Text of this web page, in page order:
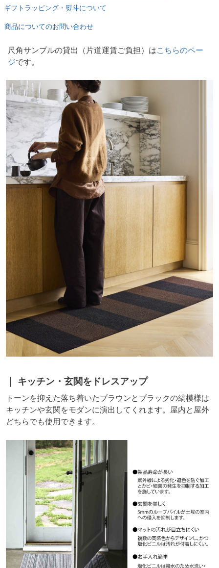
ギフトラッピング・熨斗について
商品についてのお問い合わせ
尺角サンプルの貸出 片道運賃ご負担 はこちらのペー
ジです。
キッチン・玄関をドレスアップ
トーンを抑えた落ち着いたブラウンとブラックの縞模様は
キッチンや玄関をモダンに演出してくれます。屋内と屋外
どちらでも使用できます。